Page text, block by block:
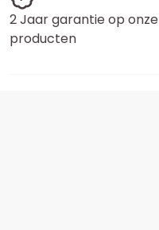
2 Jaar garantie op onze
producten